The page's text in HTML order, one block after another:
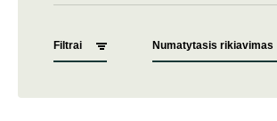
Filtrai